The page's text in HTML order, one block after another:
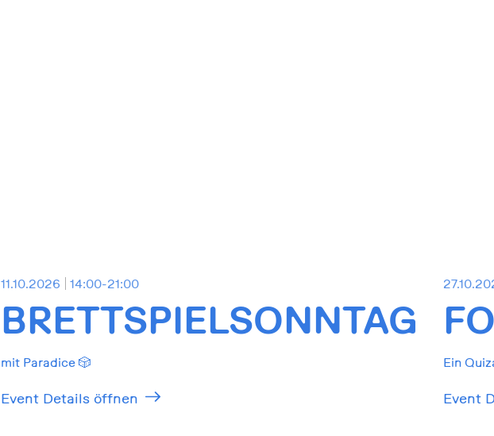
11.10.2026 14:00-21:00
BRETTSPIELSONNTAG
mit Paradice 🎲
Event Details öffnen
Ein
Event